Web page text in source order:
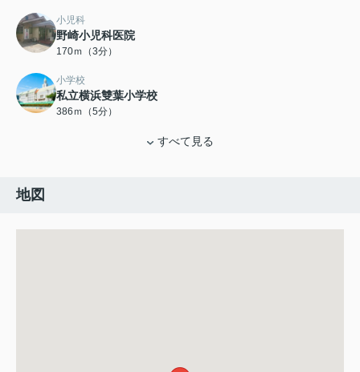
小児科
野崎小児科医院
170ｍ（3分）
小学校
私立横浜雙葉小学校
386ｍ（5分）
すべて見る
地図